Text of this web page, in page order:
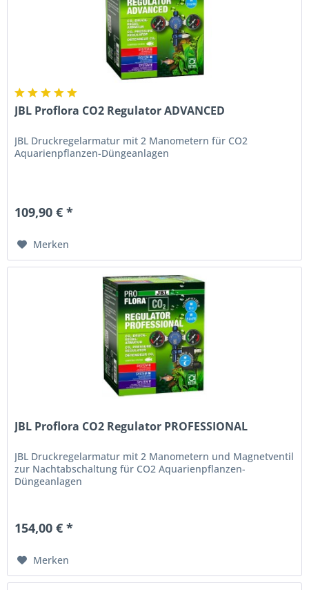
JBL Proflora CO2 Regulator ADVANCED
JBL Druckregelarmatur mit 2 Manometern für CO2
Aquarienpflanzen-Düngeanlagen
109,90 € *
Merken
JBL Proflora CO2 Regulator PROFESSIONAL
JBL Druckregelarmatur mit 2 Manometern und Magnetventil
zur Nachtabschaltung für CO2 Aquarienpflanzen-
Düngeanlagen
154,00 € *
Merken